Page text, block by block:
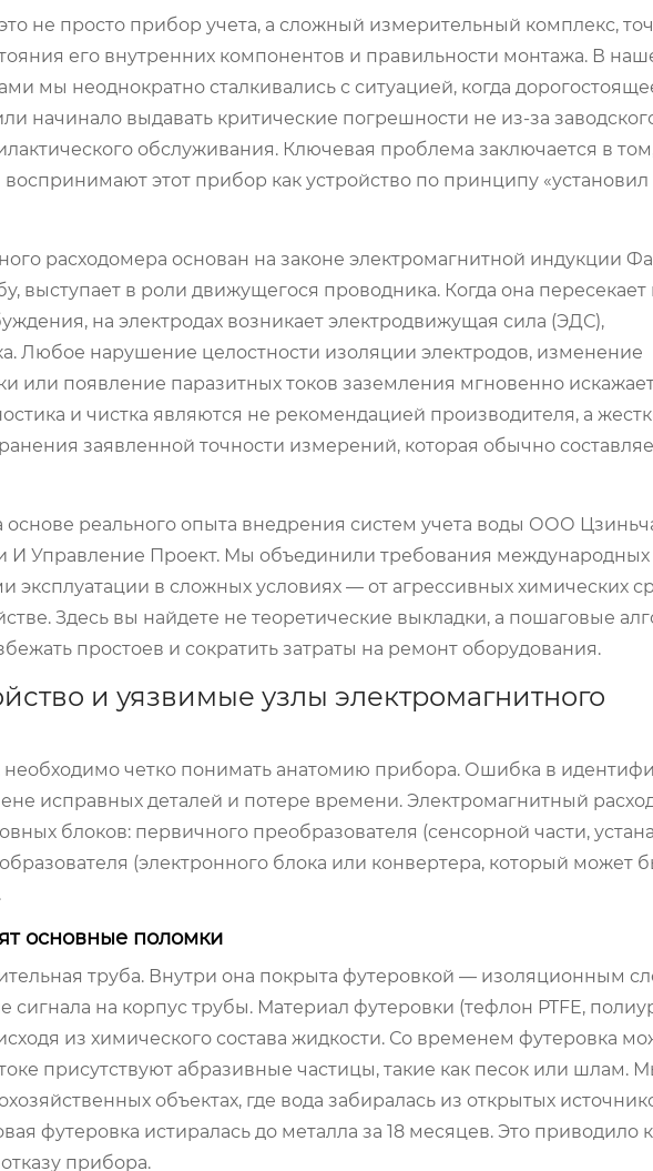
не просто прибор учета, а сложный измерительный комплекс,
его внутренних компонентов и правильности монтажа. В
мы неоднократно сталкивались с ситуацией, когда
начинало выдавать критические погрешности не из-за
обслуживания. Ключевая проблема заключается в
этот прибор как устройство по принципу «установил
расходомера основан на законе электромагнитной индукции
выступает в роли движущегося проводника. Когда она пересекает
на электродах возникает электродвижущая сила (ЭДС),
Любое нарушение целостности изоляции электродов, изменение
или появление паразитных токов заземления мгновенно
и чистка являются не рекомендацией производителя, а
заявленной точности измерений, которая обычно
основе реального опыта внедрения систем учета воды ООО
И Управление Проект. Мы объединили требования международных
эксплуатации в сложных условиях — от агрессивных химических
Здесь вы найдете не теоретические выкладки, а пошаговые
простоев и сократить затраты на ремонт оборудования.
и уязвимые узлы электромагнитного
необходимо четко понимать анатомию прибора. Ошибка в
исправных деталей и потере времени. Электромагнитный
блоков: первичного преобразователя (сенсорной части,
(электронного блока или конвертера, который может
основные поломки
труба. Внутри она покрыта футеровкой — изоляционным
на корпус трубы. Материал футеровки (тефлон PTFE,
из химического состава жидкости. Со временем футеровка
присутствуют абразивные частицы, такие как песок или шлам.
объектах, где вода забиралась из открытых
футеровка истиралась до металла за 18 месяцев. Это приводило
прибора.